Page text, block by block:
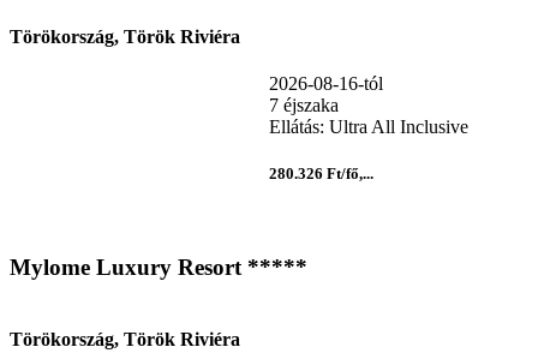
Törökország, Török Riviéra
2026-08-16-tól
7 éjszaka
Ellátás: Ultra All Inclusive
280.326 Ft/fő,...
Mylome Luxury Resort *****
Törökország, Török Riviéra